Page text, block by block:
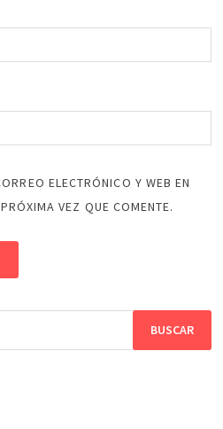
ELECTRÓNICO Y WEB EN
VEZ QUE COMENTE.